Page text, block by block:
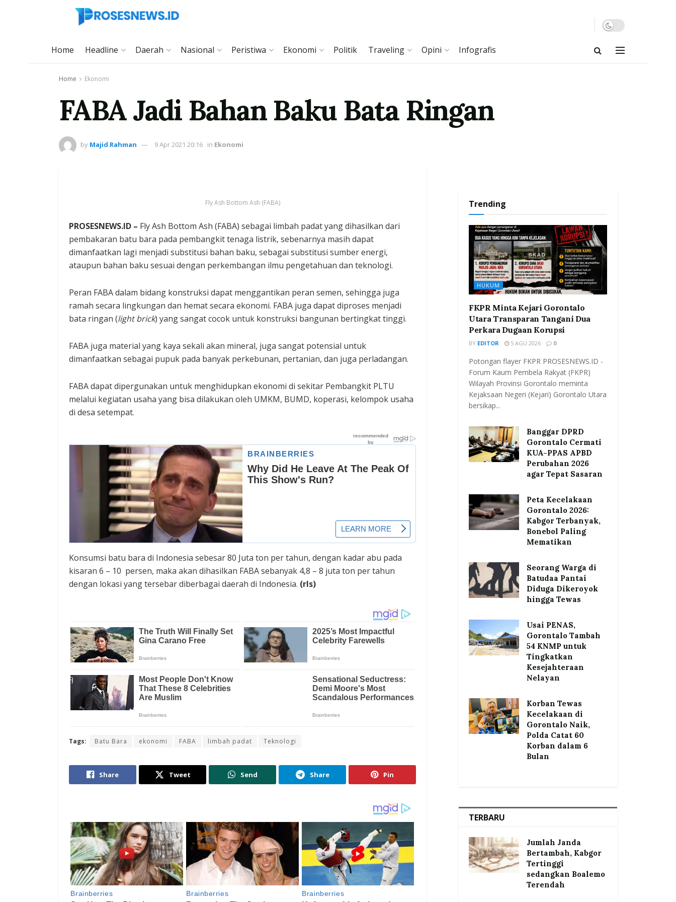
Home Headline Daerah Nasional Peristiwa Ekonomi Politik Traveling Opini Infografis
Home Ekonomi
FABA Jadi Bahan Baku Bata Ringan
by Majid Rahman 9 Apr 2021 20:16 in Ekonomi
Fly Ash Bottom Ash (FABA)
PROSESNEWS.ID – Fly Ash Bottom Ash (FABA) sebagai limbah padat yang dihasilkan dari
pembakaran batu bara pada pembangkit tenaga listrik, sebenarnya masih dapat
dimanfaatkan lagi menjadi substitusi bahan baku, sebagai substitusi sumber energi,
ataupun bahan baku sesuai dengan perkembangan ilmu pengetahuan dan teknologi.
Peran FABA dalam bidang konstruksi dapat menggantikan peran semen, sehingga juga
ramah secara lingkungan dan hemat secara ekonomi. FABA juga dapat diproses menjadi
bata ringan (light brick) yang sangat cocok untuk konstruksi bangunan bertingkat tinggi.
FABA juga material yang kaya sekali akan mineral, juga sangat potensial untuk
dimanfaatkan sebagai pupuk pada banyak perkebunan, pertanian, dan juga perladangan.
FABA dapat dipergunakan untuk menghidupkan ekonomi di sekitar Pembangkit PLTU
melalui kegiatan usaha yang bisa dilakukan oleh UMKM, BUMD, koperasi, kelompok usaha
di desa setempat.
Konsumsi batu bara di Indonesia sebesar 80 Juta ton per tahun, dengan kadar abu pada
kisaran 6 – 10 persen, maka akan dihasilkan FABA sebanyak 4,8 – 8 juta ton per tahun
dengan lokasi yang tersebar diberbagai daerah di Indonesia. (rls)
Tags: Batu Bara ekonomi FABA limbah padat Teknologi
Share Tweet Send Share Pin
Trending
HUKUM
FKPR Minta Kejari Gorontalo
Utara Transparan Tangani Dua
Perkara Dugaan Korupsi
BY EDITOR 5 AGU 2026 0
Potongan flayer FKPR PROSESNEWS.ID -
Forum Kaum Pembela Rakyat (FKPR)
Wilayah Provinsi Gorontalo meminta
Kejaksaan Negeri (Kejari) Gorontalo Utara
bersikap...
Banggar DPRD
Gorontalo Cermati
KUA-PPAS APBD
Perubahan 2026
agar Tepat Sasaran
Peta Kecelakaan
Gorontalo 2026:
Kabgor Terbanyak,
Bonebol Paling
Mematikan
Seorang Warga di
Batudaa Pantai
Diduga Dikeroyok
hingga Tewas
Usai PENAS,
Gorontalo Tambah
54 KNMP untuk
Tingkatkan
Kesejahteraan
Nelayan
Korban Tewas
Kecelakaan di
Gorontalo Naik,
Polda Catat 60
Korban dalam 6
Bulan
TERBARU
Jumlah Janda
Bertambah, Kabgor
Tertinggi
sedangkan Boalemo
Terendah